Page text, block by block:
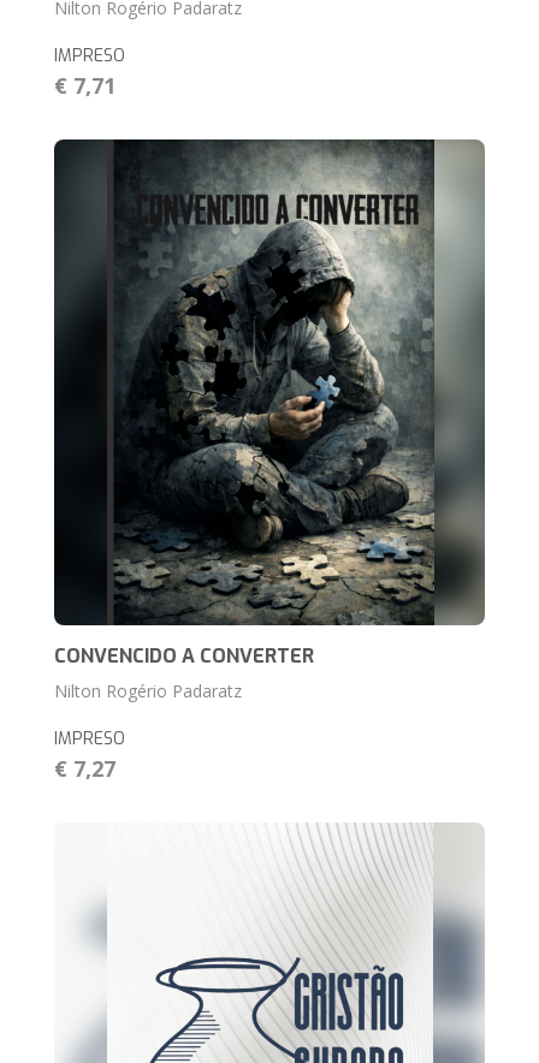
Nilton Rogério Padaratz
IMPRESO
€ 7,71
CONVENCIDO A CONVERTER
Nilton Rogério Padaratz
IMPRESO
€ 7,27